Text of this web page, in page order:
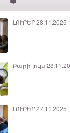
ԼՈՒՐԵՐ 28.11.2025
Բարի լույս
ԼՈՒՐԵՐ 27.11.2025